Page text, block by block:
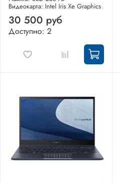
Видеокарта: Intel Iris Xe Graphics
30 500 руб
Доступно: 2